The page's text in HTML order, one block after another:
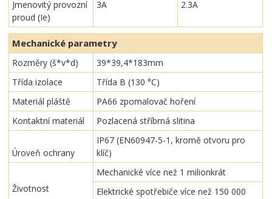
Jmenovitý provozní
proud (Ie)
3A 2.3A
Mechanické parametry
Rozměry (š*v*d)
39*39,4*183mm
Třída izolace
Třída B (130 °C)
Materiál pláště
PA66 zpomalovač hoření
Kontaktní materiál
Pozlacená stříbrná slitina
Úroveň ochrany
IP67 (EN60947-5-1, kromě otvoru pro
klíč)
Životnost
Mechanické více než 1 milionkrát
Elektrické spotřebiče více než 150 000